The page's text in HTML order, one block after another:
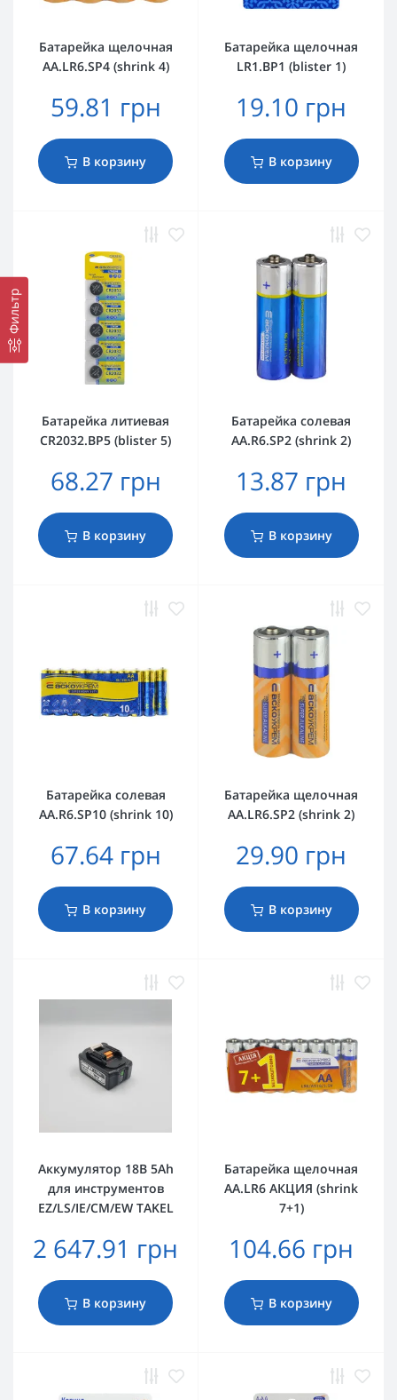
Фильтр
Батарейка щелочная
AА.LR6.SP4 (shrink 4)
59.81 грн
В корзину
Батарейка щелочная
LR1.BP1 (blister 1)
19.10 грн
В корзину
Батарейка литиевая
CR2032.BP5 (blister 5)
68.27 грн
В корзину
Батарейка солевая
AА.R6.SP2 (shrink 2)
13.87 грн
В корзину
Батарейка солевая
AА.R6.SP10 (shrink 10)
67.64 грн
В корзину
Батарейка щелочная
AА.LR6.SP2 (shrink 2)
29.90 грн
В корзину
Аккумулятор 18В 5Ah
для инструментов
EZ/LS/IE/CM/EW TAKEL
2 647.91 грн
В корзину
Батарейка щелочная
AА.LR6 АКЦИЯ (shrink
7+1)
104.66 грн
В корзину